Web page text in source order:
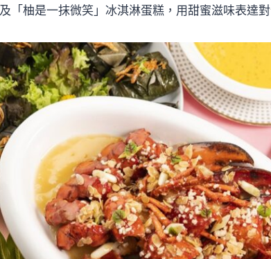
「柚是一抹微笑」冰淇淋蛋糕，用甜蜜滋味表達對